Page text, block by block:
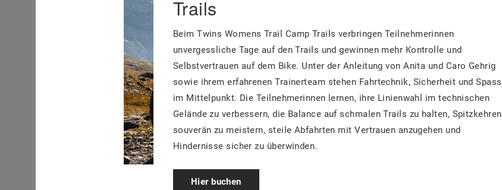
Trails
Beim Twins Womens Trail Camp Trails verbringen Teilnehmerinnen
unvergessliche Tage auf den Trails und gewinnen mehr Kontrolle und
Selbstvertrauen auf dem Bike. Unter der Anleitung von Anita und Caro Gehrig
sowie ihrem erfahrenen Trainerteam stehen Fahrtechnik, Sicherheit und Spass
im Mittelpunkt. Die Teilnehmerinnen lernen, ihre Linienwahl im technischen
Gelände zu verbessern, die Balance auf schmalen Trails zu halten, Spitzkehren
souverän zu meistern, steile Abfahrten mit Vertrauen anzugehen und
Hindernisse sicher zu überwinden.
Hier buchen